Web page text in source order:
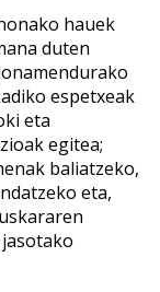
hauek
duten
espetxeak
eta
egitea;
baliatzeko,
eta,